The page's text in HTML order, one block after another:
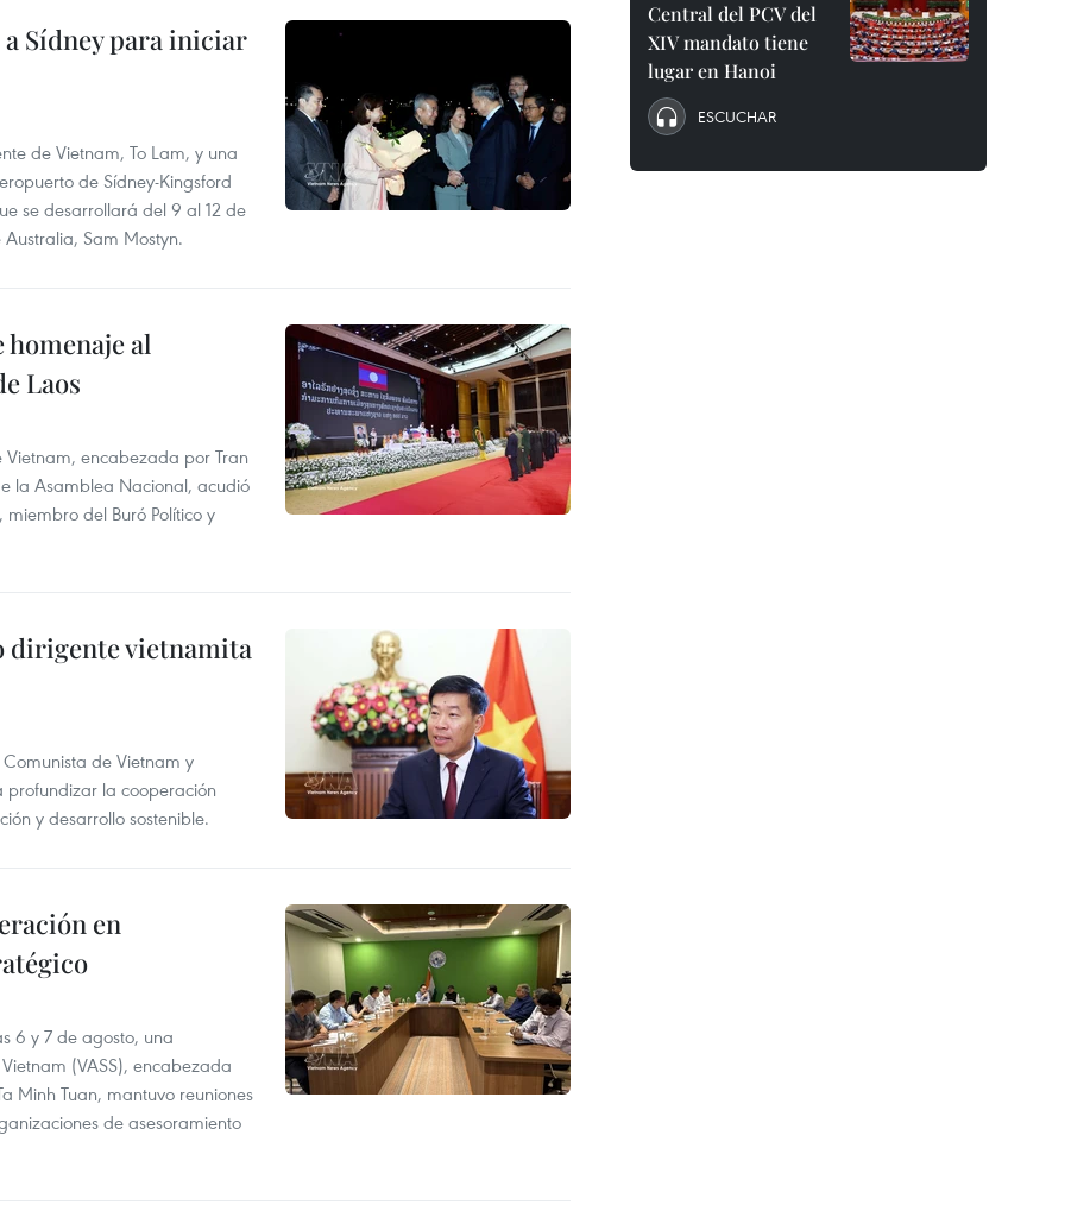
Sídney para iniciar
de Vietnam, To Lam, y una
de Sídney-Kingsford
se desarrollará del 9 al 12 de
Sam Mostyn.
al
Laos
encabezada por Tran
la Asamblea Nacional, acudió
del Buró Político y
dirigente vietnamita
de Vietnam y
profundizar la cooperación
y desarrollo sostenible.
en
6 y 7 de agosto, una
(VASS), encabezada
Minh Tuan, mantuvo reuniones
de asesoramiento
Central del PCV del
XIV mandato tiene
lugar en Hanoi
ESCUCHAR